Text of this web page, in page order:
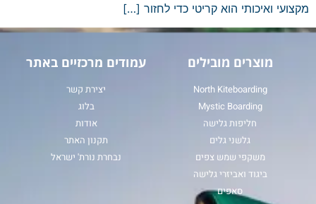
מקצועי ואיכותי הוא קריטי כדי לחזור […]
מוצרים מובילים
North Kiteboarding
Mystic Boarding
חליפות גלישה
גלשני גלים
משקפי שמש צפים
ביגוד ואביזרי גלישה
סאפים
עמודים מרכזיים באתר
יצירת קשר
בלוג
אודות
תקנון האתר
נבחרת נורת' ישראל